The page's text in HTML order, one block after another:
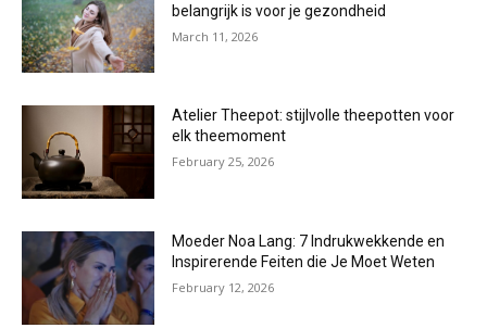
belangrijk is voor je gezondheid
March 11, 2026
Atelier Theepot: stijlvolle theepotten voor
elk theemoment
February 25, 2026
Moeder Noa Lang: 7 Indrukwekkende en
Inspirerende Feiten die Je Moet Weten
February 12, 2026